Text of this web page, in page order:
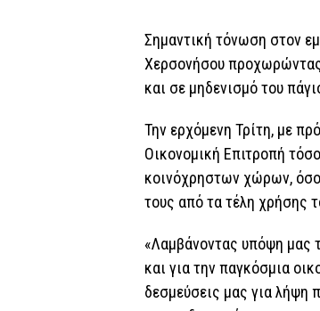
Σημαντική τόνωση στον
Χερσονήσου
και σε μηδενισμό του
Την ερχόμενη Τρίτη, με
Οικονομική Επιτροπή
κοινόχρηστων χώρων, όσο
τους από τα τέλη χρήσης
«Λαμβάνοντας υπόψη μας
και για την παγκόσμια
δεσμεύσεις μας για